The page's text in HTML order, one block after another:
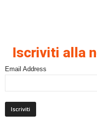
Iscriviti alla
Email Address